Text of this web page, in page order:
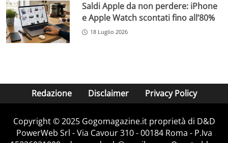
Saldi Apple da non perdere: iPhone
e Apple Watch scontati fino all’80%
18 Luglio 2026
Redazione Disclaimer Privacy Policy
Copyright © 2025 Gogomagazine.it proprietà di D&D
PowerWeb Srl - Via Cavour 310 - 00184 Roma - P.Iva